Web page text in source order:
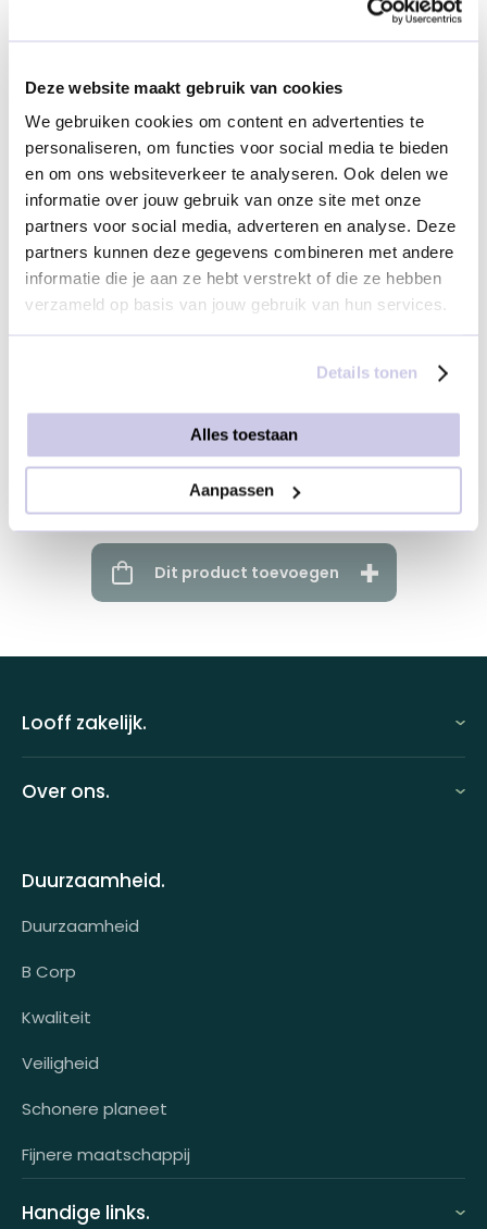
Deze website maakt gebruik van cookies
We gebruiken cookies om content en advertenties te
personaliseren, om functies voor social media te bieden
en om ons websiteverkeer te analyseren. Ook delen we
informatie over jouw gebruik van onze site met onze
partners voor social media, adverteren en analyse. Deze
partners kunnen deze gegevens combineren met andere
informatie die je aan ze hebt verstrekt of die ze hebben
verzameld op basis van jouw gebruik van hun services.
Details tonen
Alles toestaan
Aanpassen
Geen kaartje
Geen kaartje
Thank you
€ 1,95
Selecteer je bezorgservice
Is het bezorgadres in Nederland?
Ja
Nee
Dit product toevoegen
Looff zakelijk.
Looff attentprogramma | Collega's
Tarieven
Voor wie?
Klantcases
HR-koppeling
OCI-koppeling
Over ons.
Contact
Werken bij
Duurzaamheid.
Duurzaamheid
B Corp
Kwaliteit
Veiligheid
Schonere planeet
Fijnere maatschappij
Handige links.